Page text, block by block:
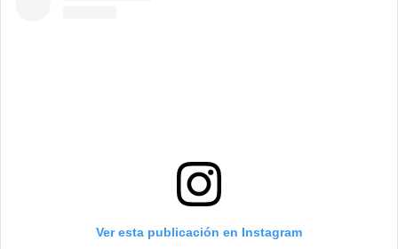
Ver esta publicación en Instagram